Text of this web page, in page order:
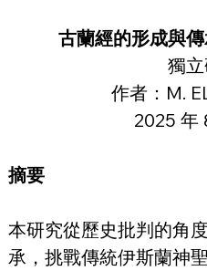
古蘭經的形成與
獨
作者：M.
2025 年
摘要
本研究從歷史批判的角
承，挑戰傳統伊斯蘭神